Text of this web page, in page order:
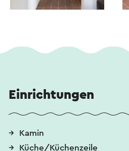
Einrichtungen
Kamin
Küche/Küchenzeile